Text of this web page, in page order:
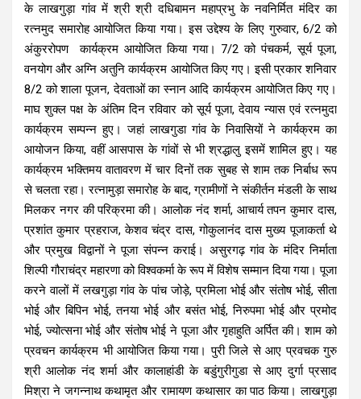
के लाखगुड़ा गांव में श्री श्री दधिबामन महाप्रभु के नवनिर्मित मंदिर का
रत्नमुद समारोह आयोजित किया गया। इस उद्देश्य के लिए गुरुवार, 6/2 को
अंकुररोपण कार्यक्रम आयोजित किया गया। 7/2 को पंचकर्म, सूर्य पूजा,
वनयोग और अग्नि अतुनि कार्यक्रम आयोजित किए गए। इसी प्रकार शनिवार
8/2 को शाला पूजन, देवताओं का स्नान आदि कार्यक्रम आयोजित किए गए।
माघ शुक्ल पक्ष के अंतिम दिन रविवार को सूर्य पूजा, देवाय न्यास एवं रत्नमुदा
कार्यक्रम सम्पन्न हुए। जहां लाखगुडा गांव के निवासियों ने कार्यक्रम का
आयोजन किया, वहीं आसपास के गांवों से भी श्रद्धालु इसमें शामिल हुए। यह
कार्यक्रम भक्तिमय वातावरण में चार दिनों तक सुबह से शाम तक निर्बाध रूप
से चलता रहा। रत्नामुड़ा समारोह के बाद, ग्रामीणों ने संकीर्तन मंडली के साथ
मिलकर नगर की परिक्रमा की। आलोक नंद शर्मा, आचार्य तपन कुमार दास,
प्रशांत कुमार प्रहराज, केशव चंद्र दास, गोकुलानंद दास मुख्य पूजाकर्ता थे
और प्रमुख विद्वानों ने पूजा संपन्न कराई। असुरगढ़ गांव के मंदिर निर्माता
शिल्पी गौराचंद्र महारणा को विश्वकर्मा के रूप में विशेष सम्मान दिया गया। पूजा
करने वालों में लखगुड़ा गांव के पांच जोड़े, प्रमिला भोई और संतोष भोई, सीता
भोई और बिपिन भोई, तनया भोई और बसंत भोई, निरुपमा भोई और प्रमोद
भोई, ज्योत्सना भोई और संतोष भोई ने पूजा और गृहाहुति अर्पित की। शाम को
प्रवचन कार्यक्रम भी आयोजित किया गया। पुरी जिले से आए प्रवचक गुरु
श्री आलोक नंद शर्मा और कालाहांडी के बडुंगुरीगुडा से आए दुर्गा प्रसाद
मिश्रा ने जगन्नाथ कथामृत और रामायण कथासार का पाठ किया। लाखगुड़ा